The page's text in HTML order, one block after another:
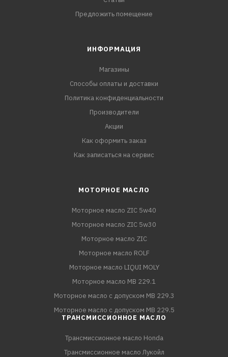
Предложить помещение
ИНФОРМАЦИЯ
Магазины
Способы оплаты и доставки
Политика конфиденциальности
Производители
Акции
Как оформить заказ
Как записаться на сервис
МОТОРНОЕ МАСЛО
Моторное масло ZIC 5w40
Моторное масло ZIC 5w30
Моторное масло ZIC
Моторное масло ROLF
Моторное масло LIQUI MOLY
Моторное масло MB 229.1
Моторное масло с допуском MB 229.3
Моторное масло с допуском MB 229.5
ТРАНСМИССИОННОЕ МАСЛО
Трансмиссионное масло Honda
Трансмиссионное масло Лукойл